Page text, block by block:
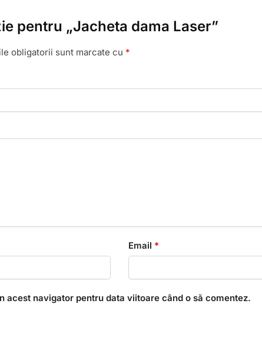
pentru „Jacheta dama Laser”
obligatorii sunt marcate cu *
Email *
navigator pentru data viitoare când o să comentez.